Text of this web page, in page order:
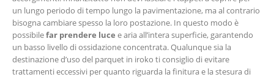
un lungo periodo di tempo lungo la pavimentazione, ma al contrario
bisogna cambiare spesso la loro postazione. In questo modo è
possibilefar prendere luce e aria all’intera superficie, garantendo
un basso livello di ossidazione concentrata. Qualunque sia la
destinazione d’uso del parquet in iroko ti consiglio di evitare
trattamenti eccessivi per quanto riguarda la finitura e la stesura di